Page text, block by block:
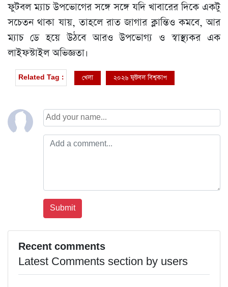
ফুটবল ম্যাচ উপভোগের সঙ্গে সঙ্গে যদি খাবারের দিকে একটু
সচেতন থাকা যায়, তাহলে রাত জাগার ক্লান্তিও কমবে, আর
ম্যাচ ডে হয়ে উঠবে আরও উপভোগ্য ও স্বাস্থ্যকর এক
লাইফস্টাইল অভিজ্ঞতা।
Related Tag : খেলা ২০২৬ ফুটবল বিশ্বকাপ
Recent comments
Latest Comments section by users